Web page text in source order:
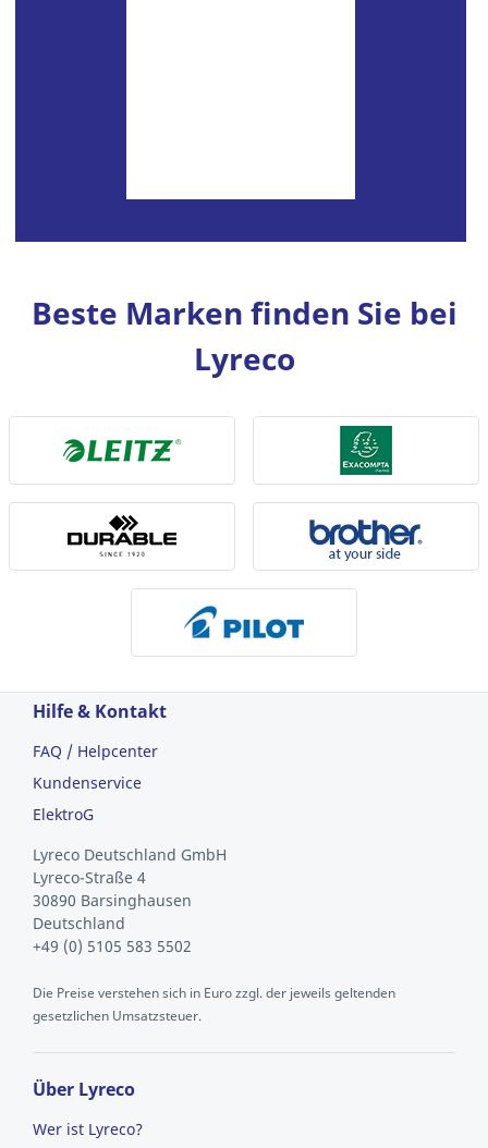
Beste Marken finden Sie bei
Lyreco
Hilfe & Kontakt
FAQ / Helpcenter
Kundenservice
ElektroG
Lyreco Deutschland GmbH
Lyreco-Straße 4
30890 Barsinghausen
Deutschland
+49 (0) 5105 583 5502
Die Preise verstehen sich in Euro zzgl. der jeweils geltenden
gesetzlichen Umsatzsteuer.
Über Lyreco
Wer ist Lyreco?